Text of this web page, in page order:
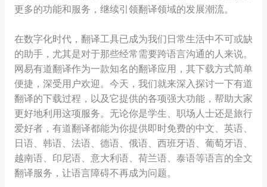
更多的功能和服务，继续引领翻译领域的发展潮流。
在数字化时代，翻译工具已成为我们日常生活中不可或缺
的助手，尤其是对于那些经常需要跨语言沟通的人来说。
网易有道翻译作为一款知名的翻译应用，其下载方式简单
便捷，深受用户欢迎。今天，我们就来深入探讨一下有道
翻译的下载过程，以及它提供的各项强大功能，帮助大家
更好地利用这项服务。无论你是学生、职场人士还是旅行
爱好者，有道翻译都能为你提供即时免费的中文、英语、
日语、韩语、法语、德语、俄语、西班牙语、葡萄牙语、
越南语、印尼语、意大利语、荷兰语、泰语等语言的全文
翻译服务，让语言障碍不再成为问题。